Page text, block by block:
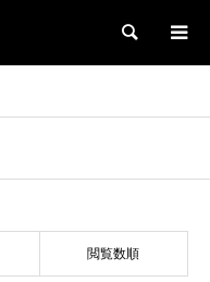
検索
閲覧数順